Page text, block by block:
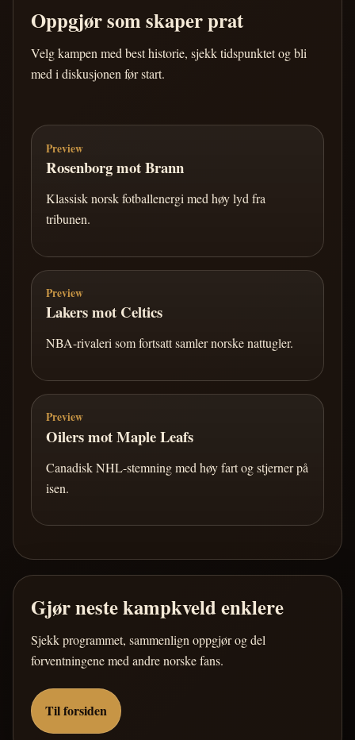
Oppgjør som skaper prat
Velg kampen med best historie, sjekk tidspunktet og bli
med i diskusjonen før start.
Preview
Rosenborg mot Brann
Klassisk norsk fotballenergi med høy lyd fra
tribunen.
Preview
Lakers mot Celtics
NBA-rivaleri som fortsatt samler norske nattugler.
Preview
Oilers mot Maple Leafs
Canadisk NHL-stemning med høy fart og stjerner på
isen.
Gjør neste kampkveld enklere
Sjekk programmet, sammenlign oppgjør og del
forventningene med andre norske fans.
Til forsiden